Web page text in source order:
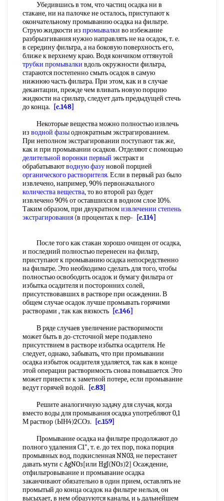
Убедившись в том, что частиц осадка ни в
стакане, ни на палочке не осталось, приступают к
окончательному промыванию осадка на фильтре.
Струю жидкости из промывалки во избежание
разбрызгивания нужно направлять не на осадок, т. е.
в середину фильтра, а на боковую поверхность его,
ближе к верхнему краю. Водя кончиком оттянутой
трубки промывалки вдоль окружности фильтра,
стараются постепенно смыть осадок в самую
нижнюю часть фильтра. При этом, как и в случае
декантации, прежде чем вливать новую порцию
жидкости на срильтр, следует дать предыдущей стечь
до конца.
[c.148]
Некоторые вещества можно полностью извлечь
из водной фазыоднократным экстрагированием.
При неполном экстрагировании поступают так же,
как и при промывании осадков. Отделяют с помощью
делительной воронки первый экстракт и
обрабатываютводную фазуновой порцией
органического растворителя. Если в первый раз было
извлечено, например, 90% первоначального
количества вещества, то во второй раз будет
извлечено 90% от оставшихся в водном слое 10%.
Таким образом, при двукратномизвлечении степень
экстрагирования (в процентах к пер- [c.114]
После того как стакан хорошо очищен от осадка,
и последний полностью перенесен на фильтр,
приступают к промыванию осадка непосредственно
на фильтре. Это необходимо сделать для того, чтобы
полностью освободить осадок и бумагу фильтра от
избытка осадителя и посторонних солей,
присутствовавших в растворе при осаждении. В
общем случае осадок лучше промывать горячими
растворами , так как вязкость [c.146]
В ряде случаев увеличение растворимости
может быть в до-стсточной мере подавлено
присутствием в растворе избытка осадителя. Не
следует, однако, забывать, что при промывании
осадка избыток осадителя удаляется, так как в конце
этой операции растворимость снова повышается. Это
может привести к заметной потере, если промывание
ведут горячей водой.
[c.83]
Решите аналогичную задачу для случая, когда
вместо воды для промывания осадка употребляют 0,1
М раствор (ЫН4)2СОз.
[c.159]
Промывание осадка на фильтре продолжают до
полного удаления С1", т. е. до тех пор, пока порция
промывных вод, подкисленная NN03, не перестанет
давать мути с AgNOз[или HgJ(NOз)2] Осаждение,
отфильтровывание и промывание осадка
заканчивают обязательно в один прием, оставлять не
промытый до конца осадок на фильтре нельзя, он
высыхает, в нем образуются каналы, и ь дальнейшем